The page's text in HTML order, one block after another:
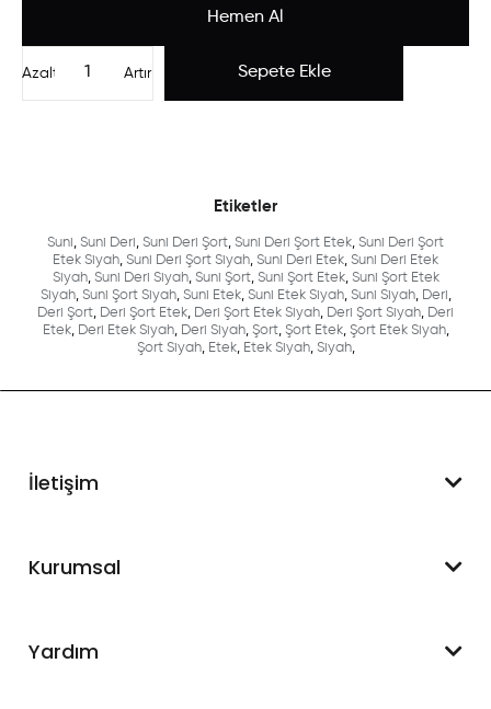
Artır
Azalt
Etiketler
Suni, Suni Deri, Suni Deri Şort, Suni Deri Şort Etek, Suni Deri Şort
Etek Siyah, Suni Deri Şort Siyah, Suni Deri Etek, Suni Deri Etek
Siyah, Suni Deri Siyah, Suni Şort, Suni Şort Etek, Suni Şort Etek
Siyah, Suni Şort Siyah, Suni Etek, Suni Etek Siyah, Suni Siyah, Deri,
Deri Şort, Deri Şort Etek, Deri Şort Etek Siyah, Deri Şort Siyah, Deri
Etek, Deri Etek Siyah, Deri Siyah, Şort, Şort Etek, Şort Etek Siyah,
Şort Siyah, Etek, Etek Siyah, Siyah,
İletişim
WhatsApp Destek
Kurumsal
Hakkımızda
Yardım